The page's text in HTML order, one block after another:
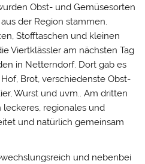
Obst- und Gemüsesorten
der Region stammen.
Stofftaschen und kleinen
Viertklässler am nächsten Tag
in Netterndorf. Dort gab es
Brot, verschiedenste Obst-
Wurst und uvm.. Am dritten
leckeres, regionales und
und natürlich gemeinsam
und nebenbei